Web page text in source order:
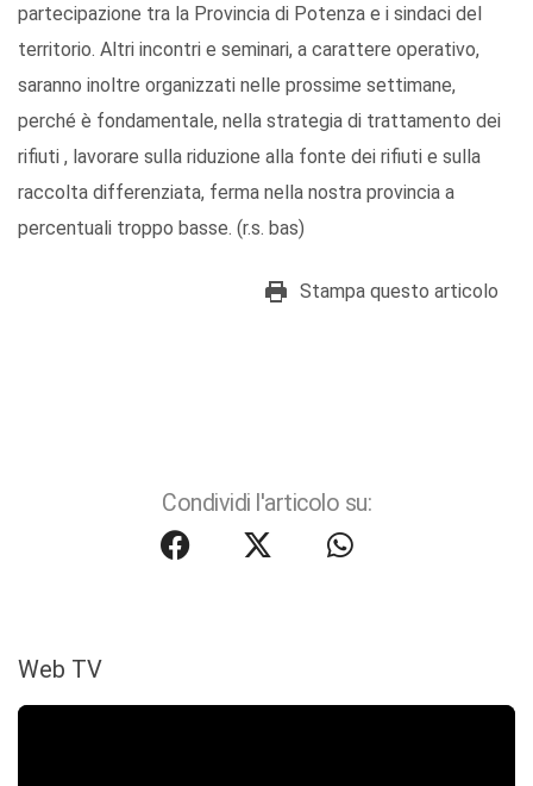
partecipazione tra la Provincia di Potenza e i sindaci del
territorio. Altri incontri e seminari, a carattere operativo,
saranno inoltre organizzati nelle prossime settimane,
perché è fondamentale, nella strategia di trattamento dei
rifiuti , lavorare sulla riduzione alla fonte dei rifiuti e sulla
raccolta differenziata, ferma nella nostra provincia a
percentuali troppo basse. (r.s. bas)
Stampa questo articolo
Condividi l'articolo su:
Web TV